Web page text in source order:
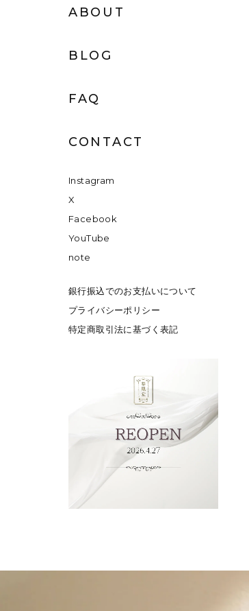
ABOUT
BLOG
FAQ
CONTACT
Instagram
X
Facebook
YouTube
note
銀行振込でのお支払いについて
プライバシーポリシー
特定商取引法に基づく表記